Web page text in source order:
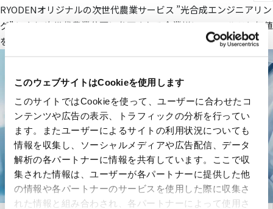
このウェブサイトはCookieを使用します
このサイトではCookieを使って、ユーザーに合わせたコ
ンテンツや広告の表示、トラフィックの分析を行ってい
ます。またユーザーによるサイトの利用状況についても
情報を収集し、ソーシャルメディアや広告配信、データ
解析の各パートナーに情報を共有しています。ここで収
集された情報は、ユーザーが各パートナーに提供した他
の情報や各パートナーのサービスを使用した際に収集さ
れた情報と組み合わされ、各パートナーによって使用さ
RYODENオリジナルの次世代農業サービス ”光合成エンジニアリン
グ” により 次世代農業分野に参画される企業様にフィールドと価値
を提供します。